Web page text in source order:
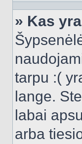
» Kas
tarpu :(
lange.
labai
arba